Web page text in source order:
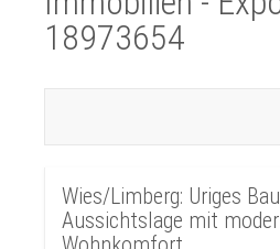
18973654
Wies/Limberg: Uriges
Aussichtslage mit